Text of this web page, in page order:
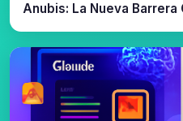
Anubis: La Nueva